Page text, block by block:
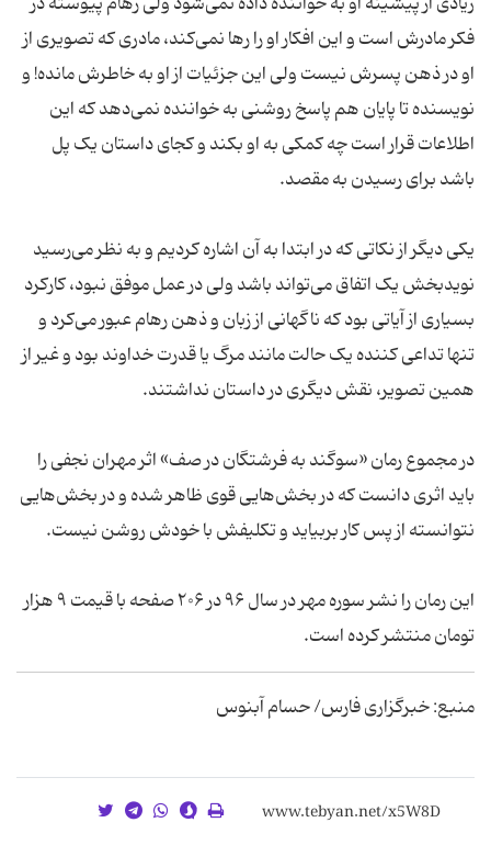
فکر مادرش است و این افکار او را رها نمی‌کند، مادری که تصویری از
او در ذهن پسرش نیست ولی این جزئیات از او به خاطرش مانده! و
نویسنده تا پایان هم پاسخ روشنی به خواننده نمی‌دهد که این
اطلاعات قرار است چه کمکی به او بکند و کجای داستان یک پل
باشد برای رسیدن به مقصد.
یکی دیگر از نکاتی که در ابتدا به آن اشاره کردیم و به نظر می‌رسید
نویدبخش یک اتفاق می‌تواند باشد ولی در عمل موفق نبود، کارکرد
بسیاری از آیاتی بود که ناگهانی از زبان و ذهن رهام عبور می‌کرد و
تنها تداعی کننده یک حالت مانند مرگ یا قدرت خداوند بود و غیر از
همین تصویر، نقش دیگری در داستان نداشتند.
در مجموع رمان «سوگند به فرشتگان در صف» اثر مهران نجفی را
باید اثری دانست که در بخش‌هایی قوی ظاهر شده و در بخش‌هایی
نتوانسته از پس کار بربیاید و تکلیفش با خودش روشن نیست.
این رمان را نشر سوره مهر در سال ۹۶ در ۲۰۶ صفحه با قیمت ۹ هزار
تومان منتشر کرده است.
منبع: خبرگزاری فارس/ حسام آبنوس